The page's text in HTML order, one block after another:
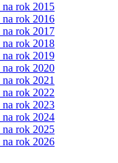
rok 2015
rok 2016
rok 2017
rok 2018
rok 2019
rok 2020
rok 2021
rok 2022
rok 2023
rok 2024
rok 2025
rok 2026